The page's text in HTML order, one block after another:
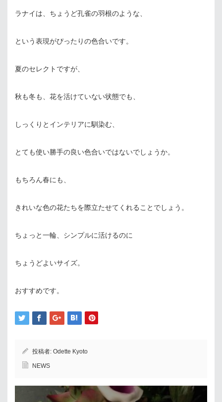
ラナイは、ちょうど孔雀の羽根のような、
という表現がぴったりの色合いです。
夏のセレクトですが、
秋も冬も、花を活けていない状態でも、
しっくりとインテリアに馴染む、
とても使い勝手の良い色合いではないでしょうか。
もちろん春にも、
きれいな色の花たちを際立たせてくれることでしょう。
ちょっと一輪、シンプルに活けるのに
ちょうどよいサイズ。
おすすめです。
投稿者: Odette Kyoto
NEWS